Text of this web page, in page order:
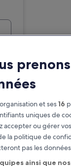
et ses16
uniques de
accepter ou gérer
la politique de
pas les
ainsi que